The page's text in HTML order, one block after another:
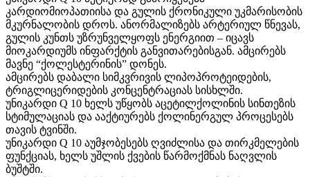
კარდიომიოპათიისა და გულის ქრონიკული უკმარისობის
მკურნალობის დროს. ანორმალიზებს არტერიულ წნევას,
გულის კუნთს უზრუნველყოფს ენერგიით – იცავს
მიოკარდიუმს ინფარქტის განვითარებისგან. ამცირებს
მავნე “ქოლესტერინის” დონეს.
ამცირებს დაბალი სიმკვრივის ლიპოპროტეიდების,
ტრიგლიცერიდების კონცენტრაციას სისხლში.
უნიკარდი Q 10 ხელს უწყობს აცეტილქოლინის სინთეზის
სტიმულაციას და ააქტიურებს ქოლინერგულ პროცესებს
თავის ტვინში.
უნიკარდი Q 10 აუმჯობესებს ღვიძლისა და თირკმელების
ფუნქციას, ხელს უშლის ქვების წარმოქმნას ნაღვლის
ბუშტში.